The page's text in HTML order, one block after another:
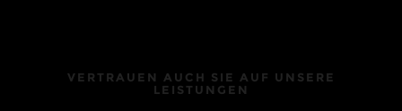
VERTRAUEN AUCH SIE AUF UNSERE
LEISTUNGEN